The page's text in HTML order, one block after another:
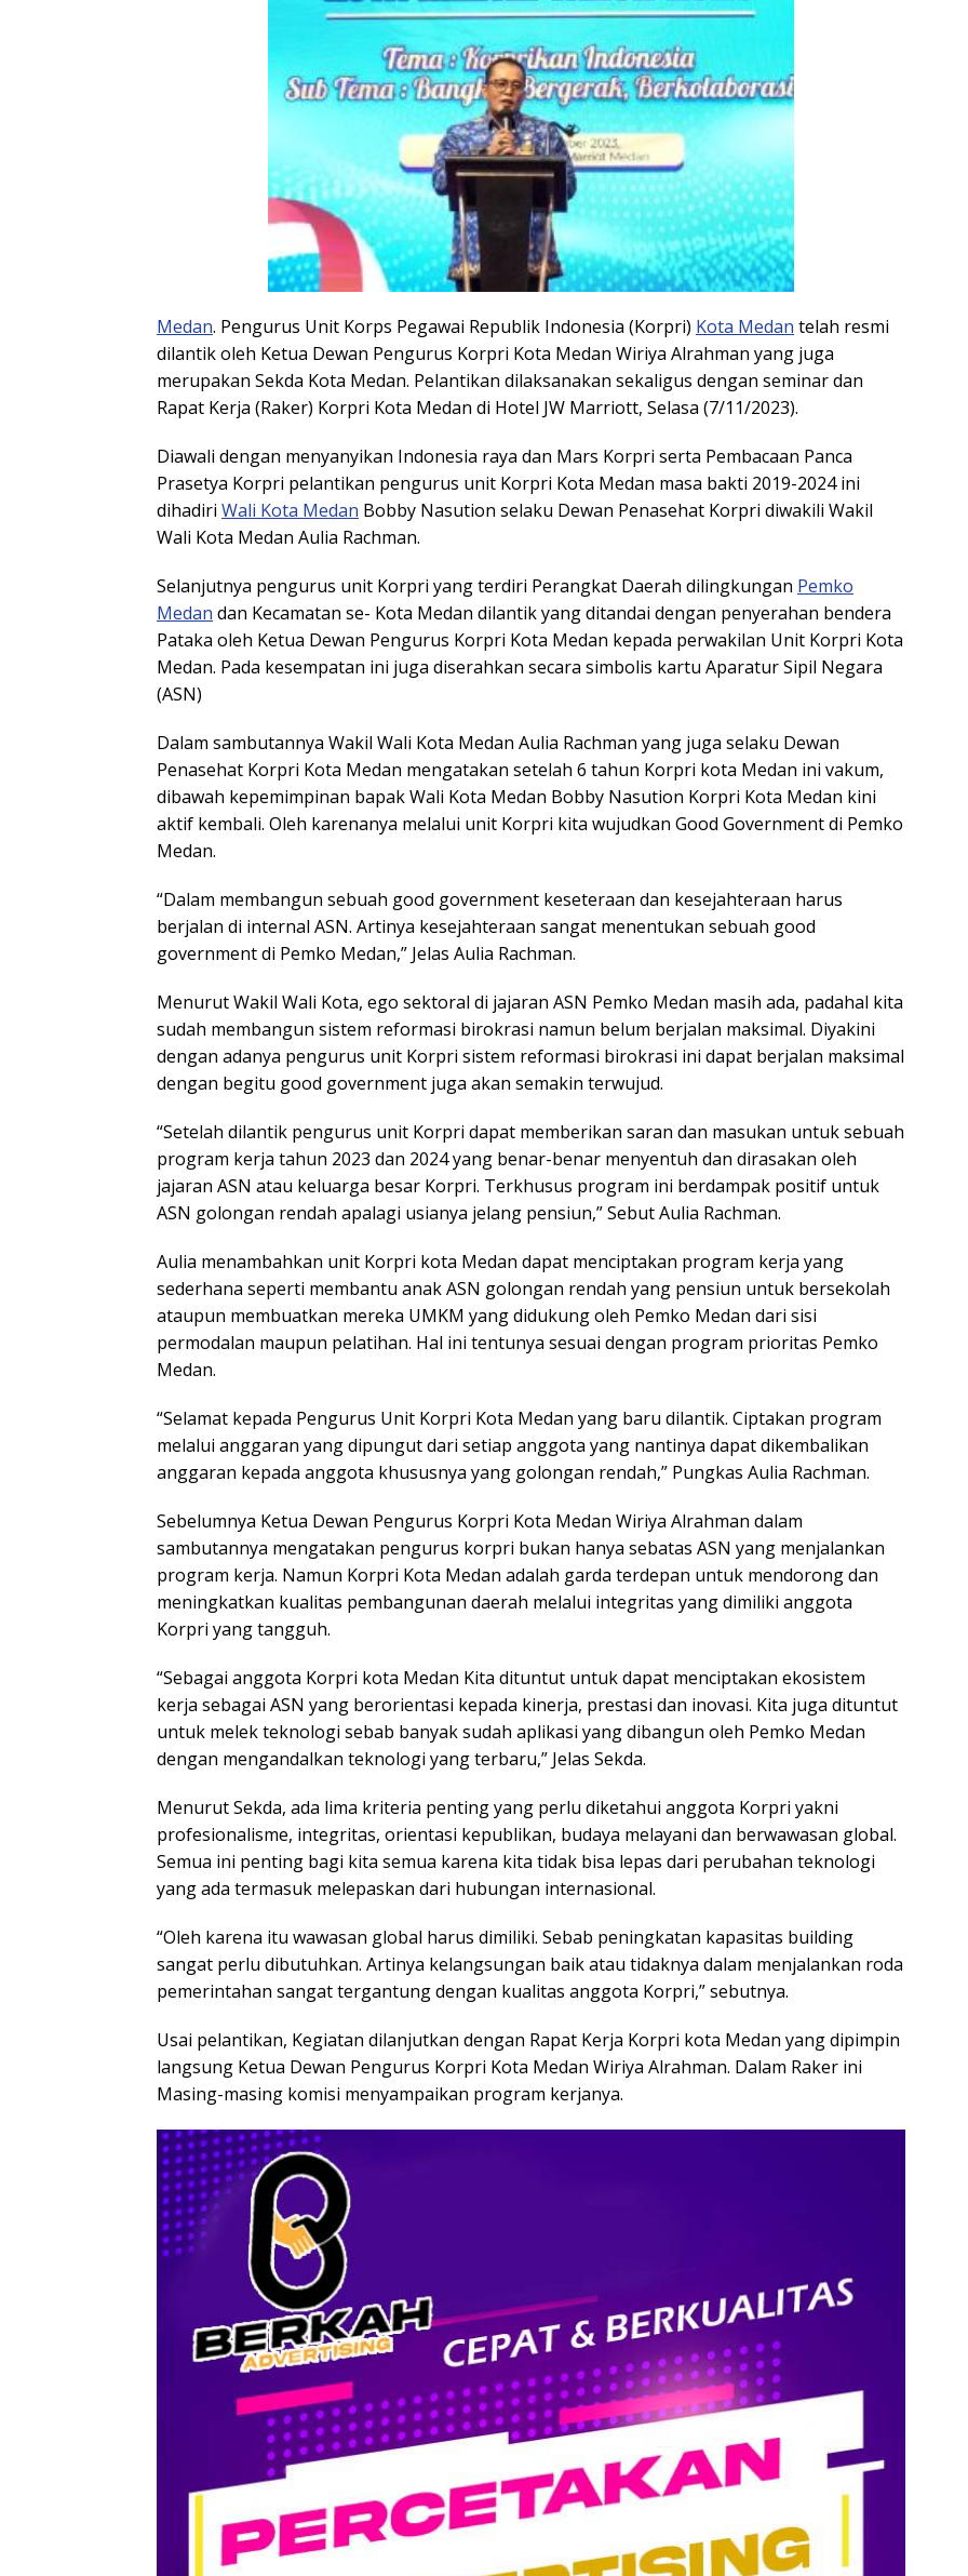
Medan. Pengurus Unit Korps Pegawai Republik Indonesia (Korpri) Kota Medan telah resmi
dilantik oleh Ketua Dewan Pengurus Korpri Kota Medan Wiriya Alrahman yang juga
merupakan Sekda Kota Medan. Pelantikan dilaksanakan sekaligus dengan seminar dan
Rapat Kerja (Raker) Korpri Kota Medan di Hotel JW Marriott, Selasa (7/11/2023).
Diawali dengan menyanyikan Indonesia raya dan Mars Korpri serta Pembacaan Panca
Prasetya Korpri pelantikan pengurus unit Korpri Kota Medan masa bakti 2019-2024 ini
dihadiri Wali Kota Medan Bobby Nasution selaku Dewan Penasehat Korpri diwakili Wakil
Wali Kota Medan Aulia Rachman.
Selanjutnya pengurus unit Korpri yang terdiri Perangkat Daerah dilingkungan Pemko
Medan dan Kecamatan se- Kota Medan dilantik yang ditandai dengan penyerahan bendera
Pataka oleh Ketua Dewan Pengurus Korpri Kota Medan kepada perwakilan Unit Korpri Kota
Medan. Pada kesempatan ini juga diserahkan secara simbolis kartu Aparatur Sipil Negara
(ASN)
Dalam sambutannya Wakil Wali Kota Medan Aulia Rachman yang juga selaku Dewan
Penasehat Korpri Kota Medan mengatakan setelah 6 tahun Korpri kota Medan ini vakum,
dibawah kepemimpinan bapak Wali Kota Medan Bobby Nasution Korpri Kota Medan kini
aktif kembali. Oleh karenanya melalui unit Korpri kita wujudkan Good Government di Pemko
Medan.
“Dalam membangun sebuah good government keseteraan dan kesejahteraan harus
berjalan di internal ASN. Artinya kesejahteraan sangat menentukan sebuah good
government di Pemko Medan,” Jelas Aulia Rachman.
Menurut Wakil Wali Kota, ego sektoral di jajaran ASN Pemko Medan masih ada, padahal kita
sudah membangun sistem reformasi birokrasi namun belum berjalan maksimal. Diyakini
dengan adanya pengurus unit Korpri sistem reformasi birokrasi ini dapat berjalan maksimal
dengan begitu good government juga akan semakin terwujud.
“Setelah dilantik pengurus unit Korpri dapat memberikan saran dan masukan untuk sebuah
program kerja tahun 2023 dan 2024 yang benar-benar menyentuh dan dirasakan oleh
jajaran ASN atau keluarga besar Korpri. Terkhusus program ini berdampak positif untuk
ASN golongan rendah apalagi usianya jelang pensiun,” Sebut Aulia Rachman.
Aulia menambahkan unit Korpri kota Medan dapat menciptakan program kerja yang
sederhana seperti membantu anak ASN golongan rendah yang pensiun untuk bersekolah
ataupun membuatkan mereka UMKM yang didukung oleh Pemko Medan dari sisi
permodalan maupun pelatihan. Hal ini tentunya sesuai dengan program prioritas Pemko
Medan.
“Selamat kepada Pengurus Unit Korpri Kota Medan yang baru dilantik. Ciptakan program
melalui anggaran yang dipungut dari setiap anggota yang nantinya dapat dikembalikan
anggaran kepada anggota khususnya yang golongan rendah,” Pungkas Aulia Rachman.
Sebelumnya Ketua Dewan Pengurus Korpri Kota Medan Wiriya Alrahman dalam
sambutannya mengatakan pengurus korpri bukan hanya sebatas ASN yang menjalankan
program kerja. Namun Korpri Kota Medan adalah garda terdepan untuk mendorong dan
meningkatkan kualitas pembangunan daerah melalui integritas yang dimiliki anggota
Korpri yang tangguh.
“Sebagai anggota Korpri kota Medan Kita dituntut untuk dapat menciptakan ekosistem
kerja sebagai ASN yang berorientasi kepada kinerja, prestasi dan inovasi. Kita juga dituntut
untuk melek teknologi sebab banyak sudah aplikasi yang dibangun oleh Pemko Medan
dengan mengandalkan teknologi yang terbaru,” Jelas Sekda.
Menurut Sekda, ada lima kriteria penting yang perlu diketahui anggota Korpri yakni
profesionalisme, integritas, orientasi kepublikan, budaya melayani dan berwawasan global.
Semua ini penting bagi kita semua karena kita tidak bisa lepas dari perubahan teknologi
yang ada termasuk melepaskan dari hubungan internasional.
“Oleh karena itu wawasan global harus dimiliki. Sebab peningkatan kapasitas building
sangat perlu dibutuhkan. Artinya kelangsungan baik atau tidaknya dalam menjalankan roda
pemerintahan sangat tergantung dengan kualitas anggota Korpri,” sebutnya.
Usai pelantikan, Kegiatan dilanjutkan dengan Rapat Kerja Korpri kota Medan yang dipimpin
langsung Ketua Dewan Pengurus Korpri Kota Medan Wiriya Alrahman. Dalam Raker ini
Masing-masing komisi menyampaikan program kerjanya.